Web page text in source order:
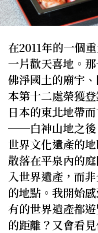
關於我們
在2011年的一個
一片歡天喜地。
佛淨國土的廟宇
本第十二處榮獲
日本的東北地帶
──白神山地之後
世界文化遺產的
散落在平泉內的
入世界遺產，而
的地點。我開始
有的世界遺產都
的距離？又會看